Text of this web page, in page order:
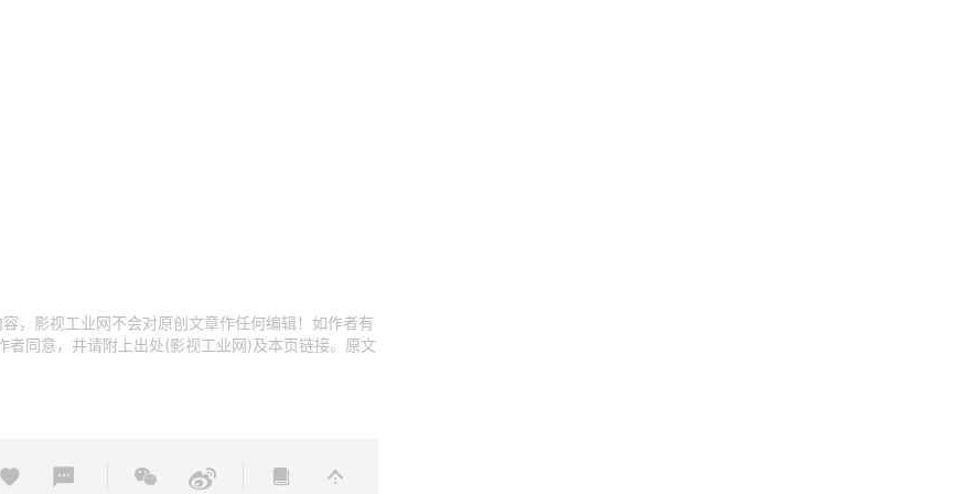
，影视工业网不会对原创文章作任何编辑！如作者有
同意，并请附上出处(影视工业网)及本页链接。原文